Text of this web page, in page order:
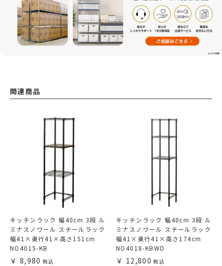
関連商品
キッチンラック 幅40cm 3段 ル
ミナスノワール スチールラック
幅41×奥行41×高さ151cm
NO4015-KB
8,980
キッチンラック 幅40cm 3段 ル
ミナスノワール スチールラック
幅41×奥行41×高さ174cm
NO4018-KBWD
12,800